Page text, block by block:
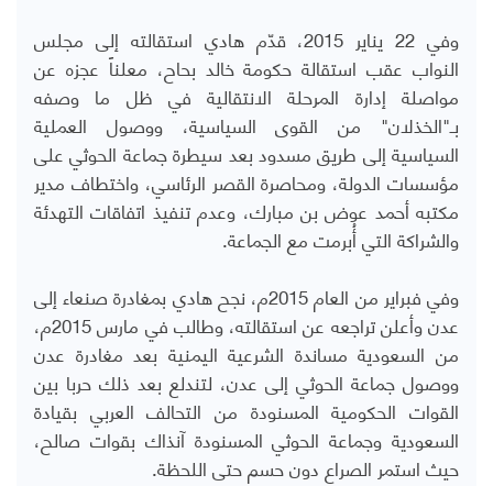
وفي 22 يناير 2015، قدّم هادي استقالته إلى مجلس
النواب عقب استقالة حكومة خالد بحاح، معلناً عجزه عن
مواصلة إدارة المرحلة الانتقالية في ظل ما وصفه
بـ"الخذلان" من القوى السياسية، ووصول العملية
السياسية إلى طريق مسدود بعد سيطرة جماعة الحوثي على
مؤسسات الدولة، ومحاصرة القصر الرئاسي، واختطاف مدير
مكتبه أحمد عوض بن مبارك، وعدم تنفيذ اتفاقات التهدئة
والشراكة التي أُبرمت مع الجماعة.
وفي فبراير من العام 2015م، نجح هادي بمغادرة صنعاء إلى
عدن وأعلن تراجعه عن استقالته، وطالب في مارس 2015م،
من السعودية مساندة الشرعية اليمنية بعد مغادرة عدن
ووصول جماعة الحوثي إلى عدن، لتندلع بعد ذلك حربا بين
القوات الحكومية المسنودة من التحالف العربي بقيادة
السعودية وجماعة الحوثي المسنودة آنذاك بقوات صالح،
حيث استمر الصراع دون حسم حتى اللحظة.